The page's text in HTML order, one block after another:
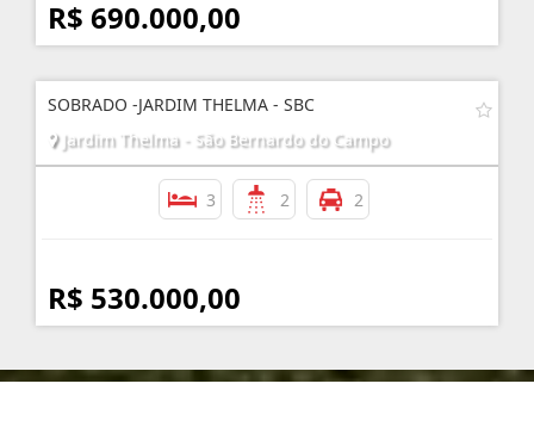
R$ 690.000,00
SOBRADO -JARDIM THELMA - SBC
Jardim Thelma - São Bernardo do Campo
3 2 2
R$ 530.000,00